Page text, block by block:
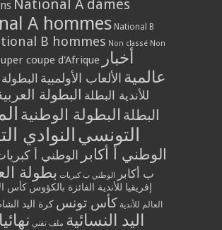
National A dames
A hommes National B
B hommes Non classé Non
coupe d'Afrique أخبار
عالمية الألعاب الأولمبية
للأندية البطلة البطولة
البطلة البطولة الوطنية
التونسي النوادي
الوطني أ أكابر الوطني أ
ب أكابر
الوطني ب كبريات بطولة
إفريقيا للأندية الفائزة بالكؤوس كأس
العالم للأندية كأس تونس كرة اليد
اليد النسائية ملف تقني